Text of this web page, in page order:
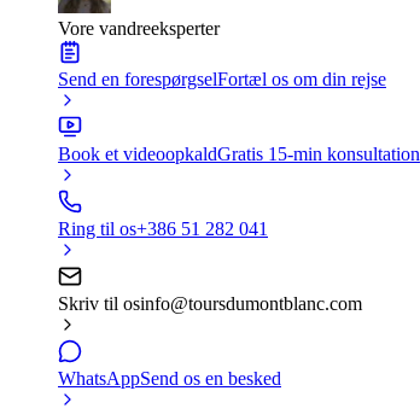
Vore vandreeksperter
Send en forespørgselFortæl os om din rejse
Book et videoopkaldGratis 15-min konsultation
Ring til os+386 51 282 041
Skriv til osinfo@toursdumontblanc.com
WhatsAppSend os en besked